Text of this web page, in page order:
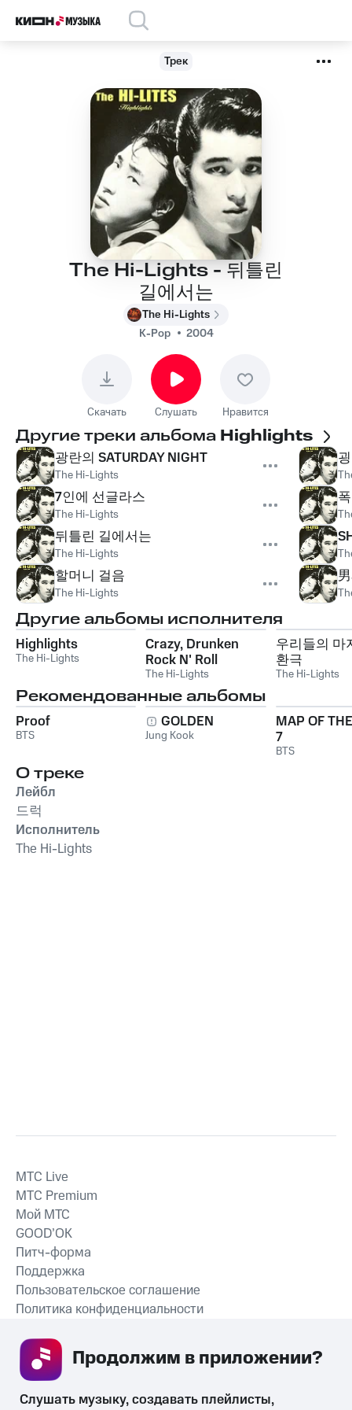
Трек
The Hi-Lights - 뒤틀린
길에서는
The Hi-Lights
K-Pop
2004
Скачать Слушать Нравится
Другие треки альбома Highlights
광란의 SATURDAY NIGHT
The Hi-Lights
7인에 선글라스
The Hi-Lights
뒤틀린 길에서는
The Hi-Lights
할머니 걸음
The Hi-Lights
Другие альбомы исполнителя
Highlights
The Hi-Lights
Crazy, Drunken
Rock N' Roll
The Hi-Lights
우리들의 마
환극
The Hi-Lights
Рекомендованные альбомы
Proof
BTS
GOLDEN
Jung Kook
MAP OF
7
BTS
О треке
Лейбл
드럭
Исполнитель
The Hi-Lights
СКАЧАТЬ ПРИЛОЖЕНИЕ
MTС Live
MTС Premium
Мой МТС
GOOD’OK
Питч-форма
Поддержка
Пользовательское соглашение
Политика конфиденциальности
Слушать музыку, создавать плейлисты,